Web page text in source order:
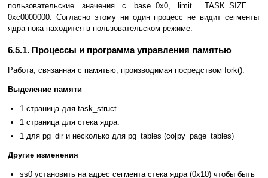
пользовательские значения с base=0x0, limit= TASK_SIZE =
0xc0000000. Согласно этому ни один процесс не видит сегменты
ядра пока находится в пользовательском режиме.
6.5.1. Процессы и программа управления памятью
Работа, связанная с памятью, производимая посредством fork():
Выделение памяти
1 страница для task_struct.
1 страница для стека ядра.
1 для pg_dir и несколько для pg_tables (co[py_page_tables)
Другие изменения
ss0 установить на адрес сегмента стека ядра (0х10) чтобы быть